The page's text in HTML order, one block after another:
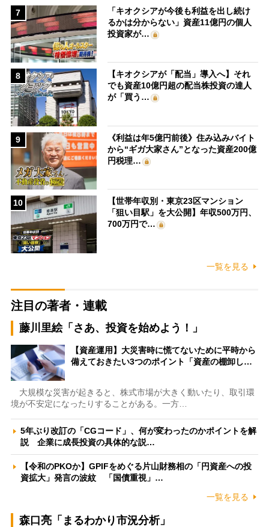
7
「キオクシアが今後も利益を出し続け
るかは分からない」資産11億円の個人
投資家が…
8
【キオクシアが「配当」導入へ】それ
でも資産10億円超の配当株投資の達人
が「買う…
9
《利益は年5億円前後》住み込みバイト
から“ギガ大家さん”となった資産200億
円税理…
10
【世帯年収別・東京23区マンション
「狙い目駅」を大公開】年収500万円、
700万円で…
一覧を見る
注目の著者・連載
藤川里絵「さあ、投資を始めよう！」
【資産運用】大災害時に慌てないために平時から
備えておきたい3つのポイント「資産の棚卸し…
大規模な災害が起きると、株式市場が大きく動いたり、取引環
境が不安定になったりすることがある。一方…
5年ぶり改訂の「CGコード」、何が変わったのかポイントを解
説 企業に成長投資の具体的な説…
【令和のPKOか】GPIFをめぐる片山財務相の「円資産への投
資拡大」発言の波紋 「国債重視」…
一覧を見る
森口亮「まるわかり市況分析」